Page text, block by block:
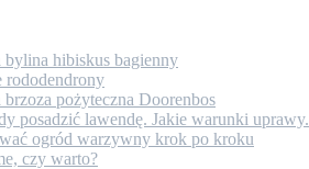
bylina hibiskus bagienny
rododendrony
pożyteczna Doorenbos
posadzić lawendę. Jakie warunki uprawy.
ogród warzywny krok po kroku
czy warto?